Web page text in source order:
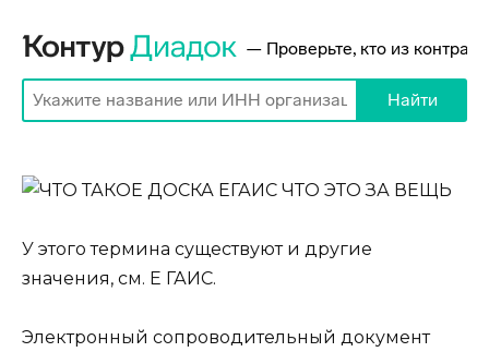
У этого термина существуют и другие
значения, см. Е ГАИС.
Электронный сопроводительный документ